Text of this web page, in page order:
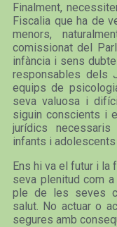
Finalment,
Fiscalia que ha de
menors,
comissionat del
infància i sens
responsables dels
equips de
seva valuosa i
siguin conscients i
jurídics
infants i adolescents
Ens hi va el futur i
seva plenitud com
ple de les seves
salut. No actuar o
segures amb